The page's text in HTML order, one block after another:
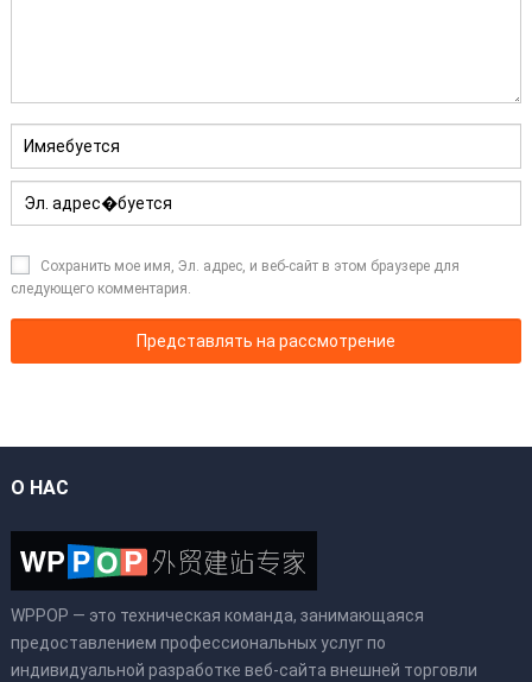
Сохранить мое имя, Эл. адрес, и веб-сайт в этом браузере для
следующего комментария.
О НАС
WPPOP — это техническая команда, занимающаяся
предоставлением профессиональных услуг по
индивидуальной разработке веб-сайта внешней торговли